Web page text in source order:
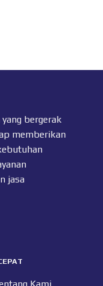
bergerak
memberikan
jasa